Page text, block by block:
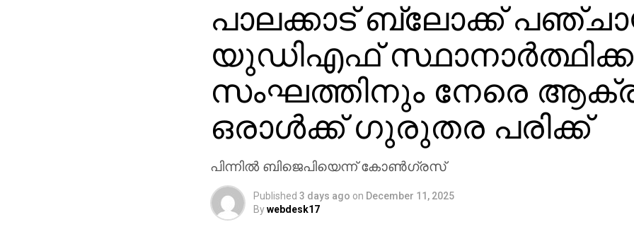
പാലക്കാട് ബ്ലോക്ക്
യുഡിഎഫ്
സംഘത്തിനും നേരെ
ഒരാള്‍ക്ക് ഗുരുതര പരിക്ക്
പിന്നില്‍ ബിജെപിയെന്ന് കോണ്‍ഗ്രസ്
Published 3 days ago on December 11, 2025
Bywebdesk17